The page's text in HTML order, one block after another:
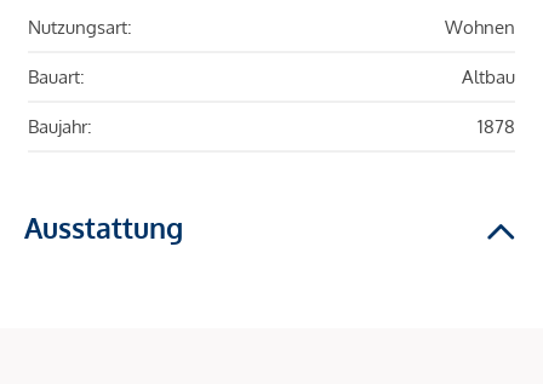
Nutzungsart: Wohnen
Bauart: Altbau
Baujahr: 1878
Ausstattung